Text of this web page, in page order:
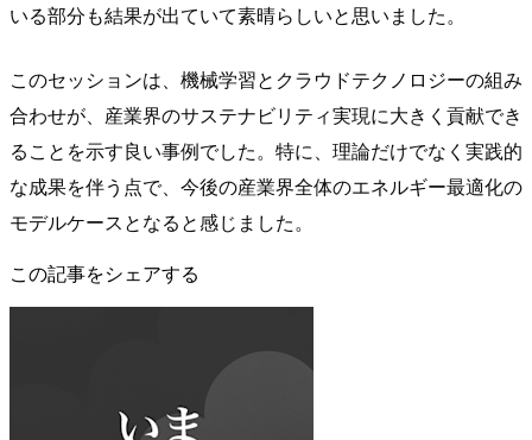
いる部分も結果が出ていて素晴らしいと思いました。
このセッションは、機械学習とクラウドテクノロジーの組み
合わせが、産業界のサステナビリティ実現に大きく貢献でき
ることを示す良い事例でした。特に、理論だけでなく実践的
な成果を伴う点で、今後の産業界全体のエネルギー最適化の
モデルケースとなると感じました。
この記事をシェアする